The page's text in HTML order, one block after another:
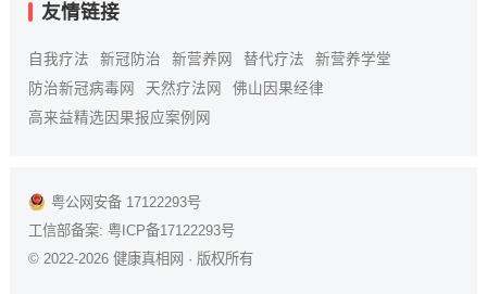
友情链接
自我疗法 新冠防治 新营养网 替代疗法
新营养学堂
防治新冠病毒网
天然疗法网
佛山因果经律
高来益精选因果报应案例网
粤公网安备 17122293号
工信部备案: 粤ICP备17122293号
© 2022-2026 健康真相网 · 版权所有